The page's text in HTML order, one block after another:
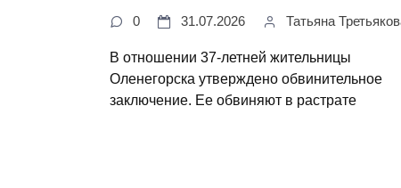
0 31.07.2026 Татьяна
В отношении 37-летней жительницы
Оленегорска утверждено обвинительное
заключение. Ее обвиняют в растрате